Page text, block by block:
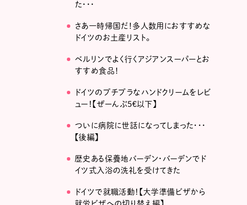
た・・・
さあ一時帰国だ！多人数用におすすめな
ドイツのお土産リスト。
ベルリンでよく行くアジアンスーパーとお
すすめ食品！
ドイツのプチプラなハンドクリームをレビ
ュー！【ぜーんぶ5€以下】
ついに病院に世話になってしまった・・・
【後編】
歴史ある保養地バーデン・バーデンでド
イツ式入浴の洗礼を受けてきた
ドイツで就職活動！【大学準備ビザから